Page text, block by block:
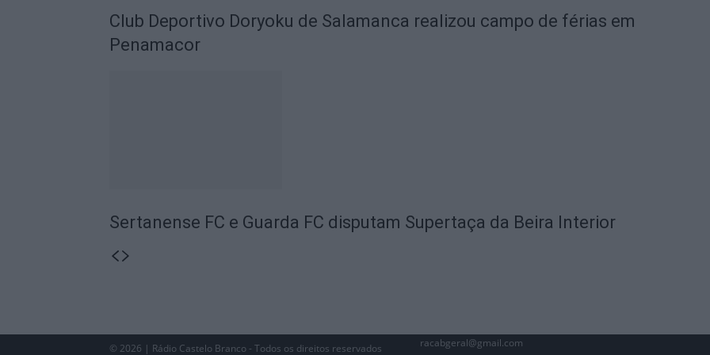
Club Deportivo Doryoku de Salamanca realizou campo de férias em
Penamacor
Sertanense FC e Guarda FC disputam Supertaça da Beira Interior
© 2026 | Rádio Castelo Branco - Todos os direitos reservados racabgeral@gmail.com